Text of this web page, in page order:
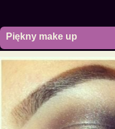
Piękny make up